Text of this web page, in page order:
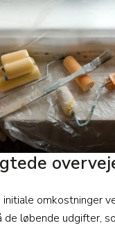
initiale omkostninger
de løbende udgifter,